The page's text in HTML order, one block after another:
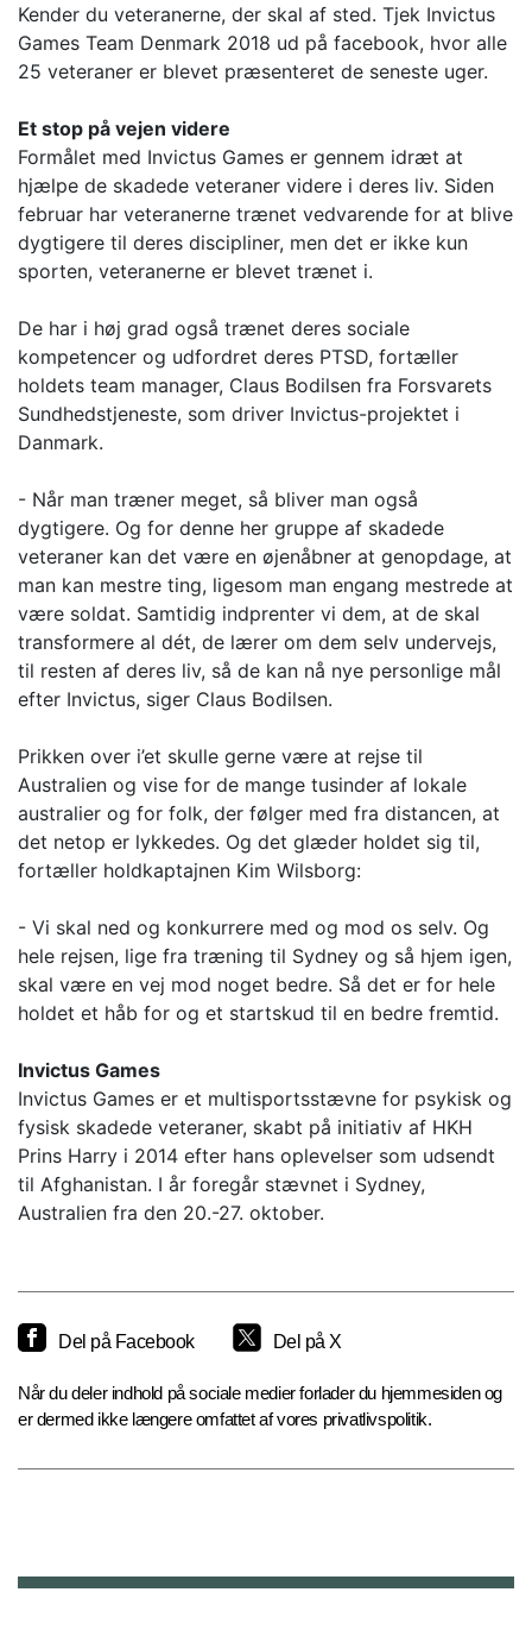
Kender du veteranerne, der skal af sted. Tjek Invictus
Games Team Denmark 2018 ud på facebook, hvor alle
25 veteraner er blevet præsenteret de seneste uger.
Et stop på vejen videre
Formålet med Invictus Games er gennem idræt at
hjælpe de skadede veteraner videre i deres liv. Siden
februar har veteranerne trænet vedvarende for at blive
dygtigere til deres discipliner, men det er ikke kun
sporten, veteranerne er blevet trænet i.
De har i høj grad også trænet deres sociale
kompetencer og udfordret deres PTSD, fortæller
holdets team manager, Claus Bodilsen fra Forsvarets
Sundhedstjeneste, som driver Invictus-projektet i
Danmark.
- Når man træner meget, så bliver man også
dygtigere. Og for denne her gruppe af skadede
veteraner kan det være en øjenåbner at genopdage, at
man kan mestre ting, ligesom man engang mestrede at
være soldat. Samtidig indprenter vi dem, at de skal
transformere al dét, de lærer om dem selv undervejs,
til resten af deres liv, så de kan nå nye personlige mål
efter Invictus, siger Claus Bodilsen.
Prikken over i’et skulle gerne være at rejse til
Australien og vise for de mange tusinder af lokale
australier og for folk, der følger med fra distancen, at
det netop er lykkedes. Og det glæder holdet sig til,
fortæller holdkaptajnen Kim Wilsborg:
- Vi skal ned og konkurrere med og mod os selv. Og
hele rejsen, lige fra træning til Sydney og så hjem igen,
skal være en vej mod noget bedre. Så det er for hele
holdet et håb for og et startskud til en bedre fremtid.
Invictus Games
Invictus Games er et multisportsstævne for psykisk og
fysisk skadede veteraner, skabt på initiativ af HKH
Prins Harry i 2014 efter hans oplevelser som udsendt
til Afghanistan. I år foregår stævnet i Sydney,
Australien fra den 20.-27. oktober.
Del på Facebook Del på X
Når du deler indhold på sociale medier forlader du hjemmesiden og
er dermed ikke længere omfattet af vores privatlivspolitik.